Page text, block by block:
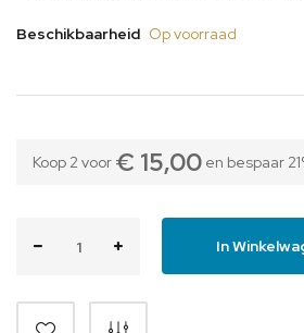
Beschikbaarheid Op voorraad
Koop 2 voor € 15,00 en bespaar 21
In